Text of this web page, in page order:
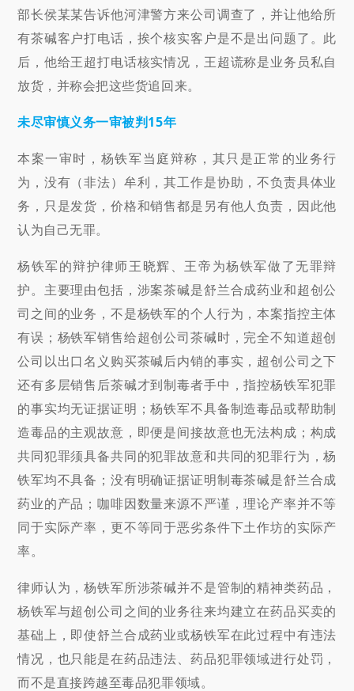
部长侯某某告诉他河津警方来公司调查了，并让他给所
有茶碱客户打电话，挨个核实客户是不是出问题了。此
后，他给王超打电话核实情况，王超谎称是业务员私自
放货，并称会把这些货追回来。
未尽审慎义务一审被判15年
本案一审时，杨铁军当庭辩称，其只是正常的业务行
为，没有（非法）牟利，其工作是协助，不负责具体业
务，只是发货，价格和销售都是另有他人负责，因此他
认为自己无罪。
杨铁军的辩护律师王晓辉、王帝为杨铁军做了无罪辩
护。主要理由包括，涉案茶碱是舒兰合成药业和超创公
司之间的业务，不是杨铁军的个人行为，本案指控主体
有误；杨铁军销售给超创公司茶碱时，完全不知道超创
公司以出口名义购买茶碱后内销的事实，超创公司之下
还有多层销售后茶碱才到制毒者手中，指控杨铁军犯罪
的事实均无证据证明；杨铁军不具备制造毒品或帮助制
造毒品的主观故意，即便是间接故意也无法构成；构成
共同犯罪须具备共同的犯罪故意和共同的犯罪行为，杨
铁军均不具备；没有明确证据证明制毒茶碱是舒兰合成
药业的产品；咖啡因数量来源不严谨，理论产率并不等
同于实际产率，更不等同于恶劣条件下土作坊的实际产
率。
律师认为，杨铁军所涉茶碱并不是管制的精神类药品，
杨铁军与超创公司之间的业务往来均建立在药品买卖的
基础上，即使舒兰合成药业或杨铁军在此过程中有违法
情况，也只能是在药品违法、药品犯罪领域进行处罚，
而不是直接跨越至毒品犯罪领域。